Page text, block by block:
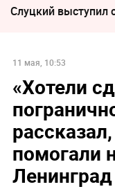
Слуцкий
11 мая, 10:53
«Хотели
помогали
Ленинград